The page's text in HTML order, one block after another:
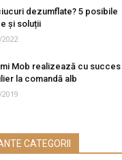
dezumflate? 5 posibile
și soluții
Mob realizează cu succes
la comandă alb
CATEGORII